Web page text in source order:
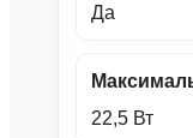
Да
22,5 Вт